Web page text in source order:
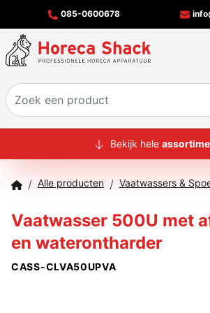
085-0600678
HOME
MERKEN
OFFERTECHECKER
Bekijk hele
/ Alle producten / Vaatwassers &
Vaatwasser 500U met
en waterontharder
CASS-CLVA50UPVA